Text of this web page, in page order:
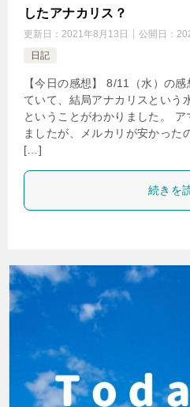
したアナカリス？
更新日： 2021年8月13日 公開日：
日記
【今日の感想】 8/11（水）の
ていて、結局アナカリスという
ということがわかりました。
ましたが、メルカリが安かった
[…]
続きを